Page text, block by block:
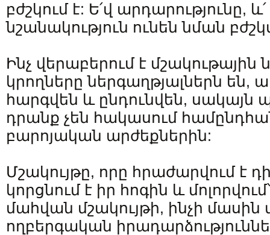
բժշկում է: Ե՛վ արդարությունը,
նշանակություն ունեն նման
Ինչ վերաբերում է մշակութային
կրողները ներգաղթյալներն
հարգվեն և ընդունվեն, սակայն
դրանք չեն հակասում
բարոյական արժեքներին:
Մշակույթը, որը հրաժարվում է
կորցնում է իր հոգին և
մահվան մշակույթի, ինչի մասին
ողբերգական